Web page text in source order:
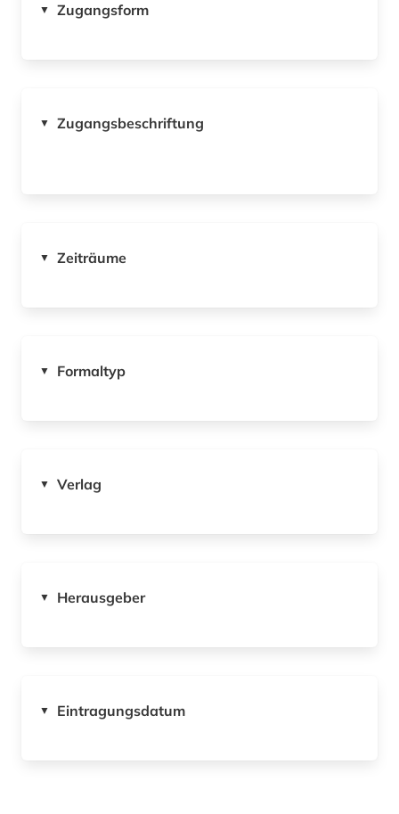
▼ Zugangsform
▼ Zugangsbeschriftung
▼ Zeiträume
▼ Formaltyp
▼ Verlag
▼ Herausgeber
▼ Eintragungsdatum